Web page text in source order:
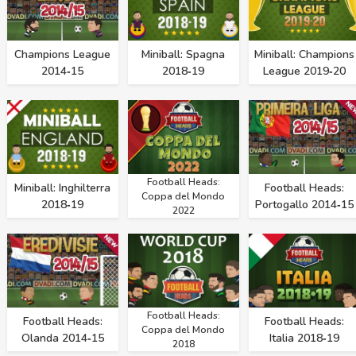
Champions League
2014‑15
Miniball: Spagna
2018‑19
Miniball: Champions
League 2019‑20
Miniball: Inghilterra
2018‑19
Football Heads:
Coppa del Mondo
2022
Football Heads:
Portogallo 2014‑15
Football Heads:
Olanda 2014‑15
Football Heads:
Coppa del Mondo
2018
Football Heads:
Italia 2018‑19